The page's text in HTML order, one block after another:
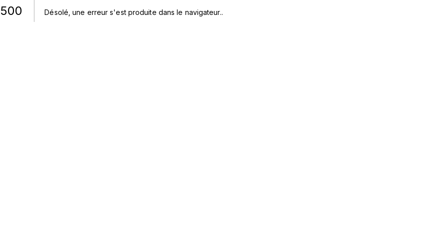
500 Désolé, une erreur s'est produite dans le navigateur..